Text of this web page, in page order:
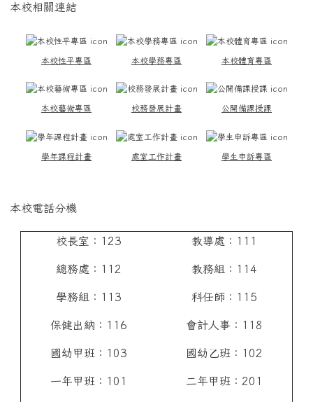
本校相關連結
本校性平專區 本校學務專區 本校體育專區
本校藝術專區 校務發展計畫 公開備課授課
學年課程計畫 處室工作計畫 學生申訴專區
本校電話分機
校長室：123
總務處：112
學務組：113
保健出納：116
國幼甲班：103
一年甲班：101
教導處：111
教務組：114
科任師：115
會計人事：118
國幼乙班：102
二年甲班：201